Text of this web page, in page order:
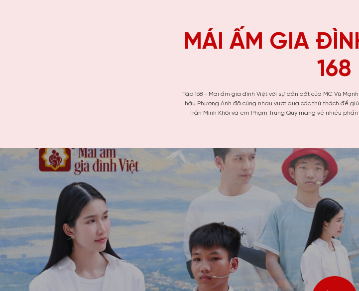
MÁI ẤM GIA
168
Tập 168 - Mái ấm gia đình Việt với sự dẫn dắt của MC Vũ
hậu Phương Anh đã cùng nhau vượt qua các thử thách để
Trần Minh Khôi và em Phạm Trung Quý mang về nhiều